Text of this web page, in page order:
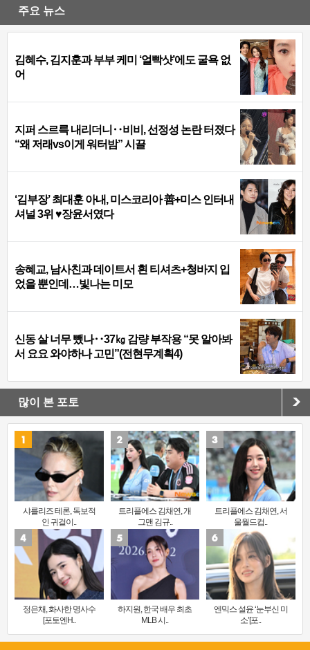
주요 뉴스
김혜수, 김지훈과 부부 케미 ‘얼빡샷’에도 굴욕 없
어
지퍼 스르륵 내리더니‥비비, 선정성 논란 터졌다
“왜 저래vs이게 워터밤” 시끌
‘김부장’ 최대훈 아내, 미스코리아 善+미스 인터내
셔널 3위 ♥장윤서였다
송혜교, 남사친과 데이트서 흰 티셔츠+청바지 입
었을 뿐인데…빛나는 미모
신동 살 너무 뺐나‥37㎏ 감량 부작용 “못 알아봐
서 요요 와야하나 고민”(전현무계획4)
많이 본 포토
샤를리즈 테론, 독보적
인 귀걸이..
트리플에스 김채연, 개
그맨 김규..
트리플에스 김채연, 서
울월드컵..
정은채, 화사한 명사수
[포토엔H..
하지원, 한국 배우 최초
MLB 시..
엔믹스 설윤 ‘눈부신 미
소’[포..